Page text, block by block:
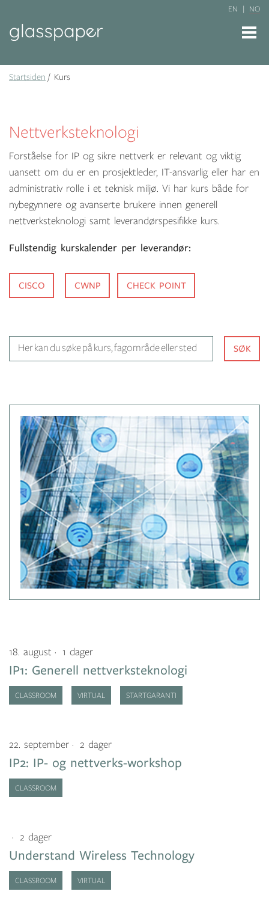
EN NO
Startsiden Kurs
Nettverksteknologi
Forståelse for IP og sikre nettverk er relevant og viktig
uansett om du er en prosjektleder, IT-ansvarlig eller har en
administrativ rolle i et teknisk miljø. Vi har kurs både for
nybegynnere og avanserte brukere innen generell
nettverksteknologi samt leverandørspesifikke kurs.
Fullstendig kurskalender per leverandør:
CISCO CWNP CHECK POINT
Her kan du søke på kurs,
SØK
IP1: Generell nettverksteknologi
18. august 1 dager
CLASSROOM VIRTUAL STARTGARANTI
IP2: IP- og nettverks-workshop
22. september 2 dager
CLASSROOM
Understand Wireless Technology
2 dager
CLASSROOM VIRTUAL